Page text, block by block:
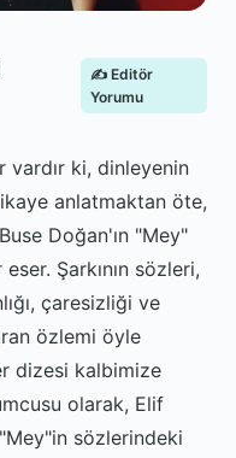
✍️ Editör
Yorumu
vardır ki, dinleyenin
anlatmaktan öte,
Doğan'ın "Mey"
Şarkının sözleri,
çaresizliği ve
özlemi öyle
dizesi kalbimize
olarak, Elif
sözlerindeki